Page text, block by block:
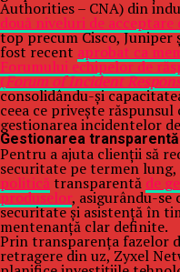
Authorities – CNA) din
două niveluri de
top precum Cisco, Juniper
fost recent aprobat ca
Forumului echipelor de
(Forum of Incident
consolidându-și
ceea ce privește
gestionarea incidentelor
Gestionarea
Pentru a ajuta clienții să
securitate pe termen
politică transparentă de
produselor, asigurându-se
securitate și asistență în
mentenanță clar definite.
Prin transparența fazelor
retragere din uz, Zyxel